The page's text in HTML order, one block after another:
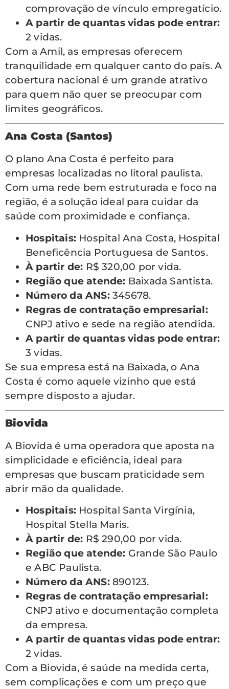
comprovação de vínculo empregatício.
A partir de quantas vidas pode entrar:
2 vidas.
Com a Amil, as empresas oferecem
tranquilidade em qualquer canto do país. A
cobertura nacional é um grande atrativo
para quem não quer se preocupar com
limites geográficos.
Ana Costa (Santos)
O plano Ana Costa é perfeito para
empresas localizadas no litoral paulista.
Com uma rede bem estruturada e foco na
região, é a solução ideal para cuidar da
saúde com proximidade e confiança.
Hospitais: Hospital Ana Costa, Hospital
Beneficência Portuguesa de Santos.
À partir de: R$ 320,00 por vida.
Região que atende: Baixada Santista.
Número da ANS:345678.
Regras de contratação empresarial:
CNPJ ativo e sede na região atendida.
A partir de quantas vidas pode entrar:
3 vidas.
Se sua empresa está na Baixada, o Ana
Costa é como aquele vizinho que está
sempre disposto a ajudar.
Biovida
A Biovida é uma operadora que aposta na
simplicidade e eficiência, ideal para
empresas que buscam praticidade sem
abrir mão da qualidade.
Hospitais: Hospital Santa Virgínia,
Hospital Stella Maris.
À partir de: R$ 290,00 por vida.
Região que atende: Grande São Paulo
e ABC Paulista.
Número da ANS:890123.
Regras de contratação empresarial:
CNPJ ativo e documentação completa
da empresa.
A partir de quantas vidas pode entrar:
2 vidas.
Com a Biovida, é saúde na medida certa,
sem complicações e com um preço que